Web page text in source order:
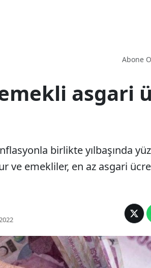
Abone
asgari
birlikte yılbaşında
ve emekliler, en az asgari